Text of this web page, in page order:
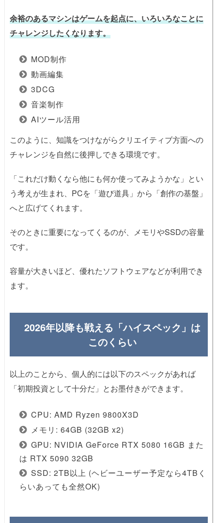
余裕のあるマシンはゲームを起点に、いろいろなことに
チャレンジしたくなります。
MOD制作
動画編集
3DCG
音楽制作
AIツール活用
このように、知識をつけながらクリエイティブ方面への
チャレンジを自然に後押しできる環境です。
「これだけ動くなら他にも何か使ってみようかな」とい
う考えが生まれ、PCを「遊び道具」から「創作の基盤」
へと広げてくれます。
そのときに重要になってくるのが、メモリやSSDの容量
です。
容量が大きいほど、優れたソフトウェアなどが利用でき
ます。
2026年以降も戦える「ハイスペック」は
このくらい
以上のことから、個人的には以下のスペックがあれば
「初期投資として十分だ」とお墨付きができます。
CPU: AMD Ryzen 9800X3D
メモリ: 64GB (32GB x2)
GPU: NVIDIA GeForce RTX 5080 16GB また
は RTX 5090 32GB
SSD: 2TB以上 (ヘビーユーザー予定なら4TBく
らいあっても全然OK)